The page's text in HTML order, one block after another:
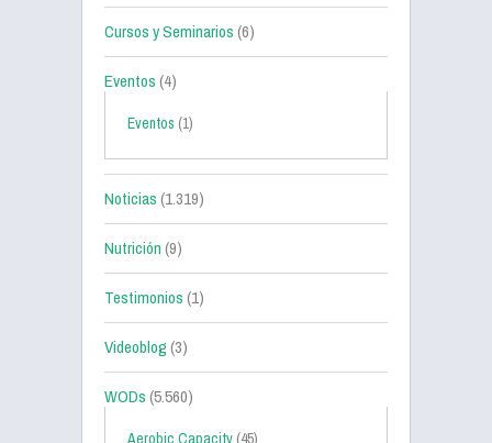
Cursos y Seminarios(6)
Eventos(4)
Eventos (1)
Noticias(1.319)
Nutrición(9)
Testimonios(1)
Videoblog(3)
WODs(5.560)
Aerobic Capacity (45)